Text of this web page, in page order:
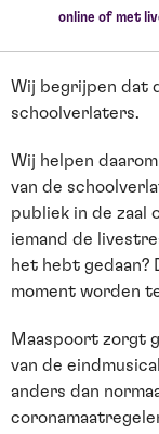
online of met
Wij begrijpen dat
schoolverlaters.
Wij helpen
van de
publiek in de zaal
iemand de
het hebt gedaan?
moment worden
Maaspoort zorgt
van de
anders dan